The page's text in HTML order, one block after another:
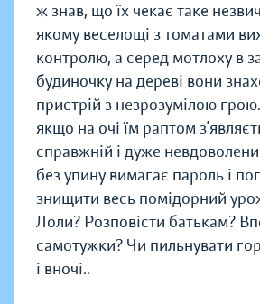
ж знав, що їх чекає таке
якому веселощі з томатами
контролю, а серед мотлоху в
будиночку на дереві вони
пристрій з незрозумілою
якщо на очі їм раптом
справжній і дуже
без упину вимагає пароль і
знищити весь помідорний
Лоли? Розповісти батькам?
самотужки? Чи пильнувати
і вночі..